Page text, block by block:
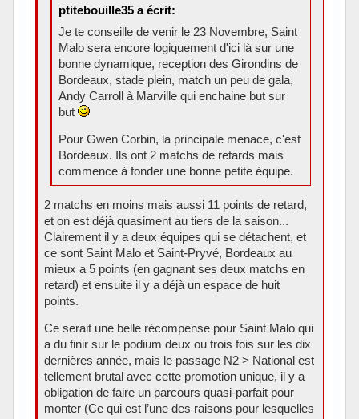
ptitebouille35 a écrit:
Je te conseille de venir le 23 Novembre, Saint
Malo sera encore logiquement d'ici là sur une
bonne dynamique, reception des Girondins de
Bordeaux, stade plein, match un peu de gala,
Andy Carroll à Marville qui enchaine but sur
but
Pour Gwen Corbin, la principale menace, c'est
Bordeaux. Ils ont 2 matchs de retards mais
commence à fonder une bonne petite équipe.
2 matchs en moins mais aussi 11 points de retard,
et on est déjà quasiment au tiers de la saison...
Clairement il y a deux équipes qui se détachent, et
ce sont Saint Malo et Saint-Pryvé, Bordeaux au
mieux a 5 points (en gagnant ses deux matchs en
retard) et ensuite il y a déjà un espace de huit
points.
Ce serait une belle récompense pour Saint Malo qui
a du finir sur le podium deux ou trois fois sur les dix
dernières année, mais le passage N2 > National est
tellement brutal avec cette promotion unique, il y a
obligation de faire un parcours quasi-parfait pour
monter (Ce qui est l’une des raisons pour lesquelles